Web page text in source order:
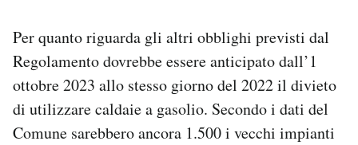
Per quanto riguarda gli altri obblighi previsti dal
Regolamento dovrebbe essere anticipato dall’1
ottobre 2023 allo stesso giorno del 2022 il divieto
di utilizzare caldaie a gasolio. Secondo i dati del
Comune sarebbero ancora 1.500 i vecchi impianti